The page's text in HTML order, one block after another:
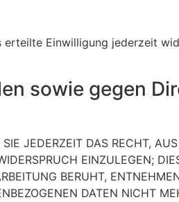
Einwilligung jederzeit
sowie gegen
JEDERZEIT DAS RECHT,
EINZULEGEN;
BERUHT,
DATEN NICHT